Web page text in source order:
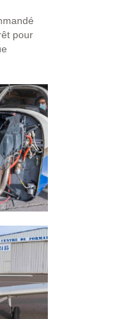
pour